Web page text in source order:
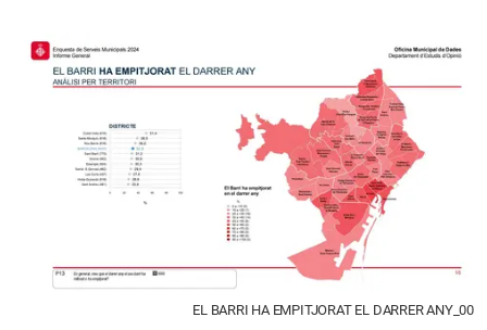
EL BARRI HA EMPITJORAT EL DARRER ANY_00